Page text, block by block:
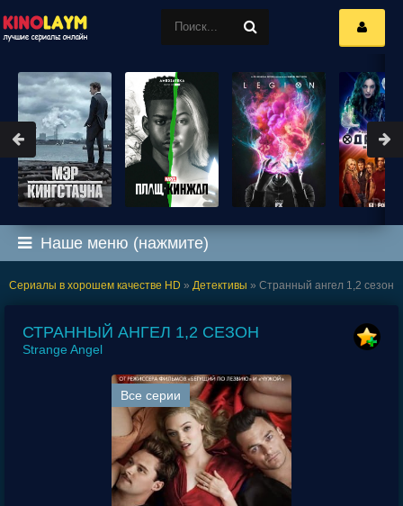
Наше меню (нажмите)
Сериалы в хорошем качестве HD » Детективы » Странный ангел 1,2 сезон
СТРАННЫЙ АНГЕЛ 1,2 СЕЗОН
Strange Angel
Все серии